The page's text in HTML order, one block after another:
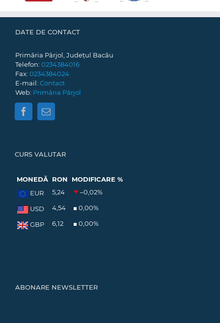
DATE DE CONTACT
Primăria Pârjol, Județul Bacău
Telefon: 0234384016
Fax: 0234384024
E-mail: Contact
Web: Primăria Pârjol
CURS VALUTAR
MONEDĂ RON
MODIFICARE %
EUR
5,24 –0,02%
USD 4,54 0,00%
GBP 6,12 0,00%
ABONARE NEWSLETTER